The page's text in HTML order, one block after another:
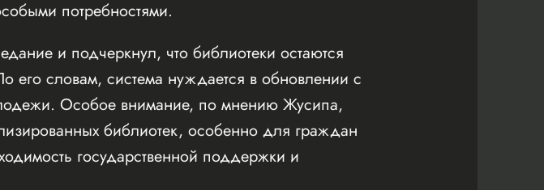
потребностями.
и подчеркнул, что библиотеки остаются
словам, система нуждается в обновлении с
Особое внимание, по мнению Жусипа,
библиотек, особенно для граждан
государственной поддержки и